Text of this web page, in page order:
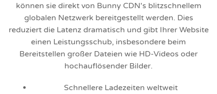
können sie direkt von Bunny CDN's blitzschnellem
globalen Netzwerk bereitgestellt werden. Dies
reduziert die Latenz dramatisch und gibt Ihrer Website
einen Leistungsschub, insbesondere beim
Bereitstellen großer Dateien wie HD-Videos oder
hochauflösender Bilder.
Schnellere Ladezeiten weltweit